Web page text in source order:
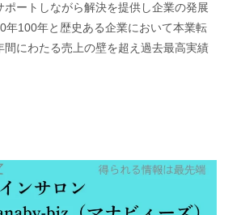
ポートしながら解決を提供し企業の発展
年100年と歴史ある企業において本業転
間にわたる売上の壁を超え過去最高実績